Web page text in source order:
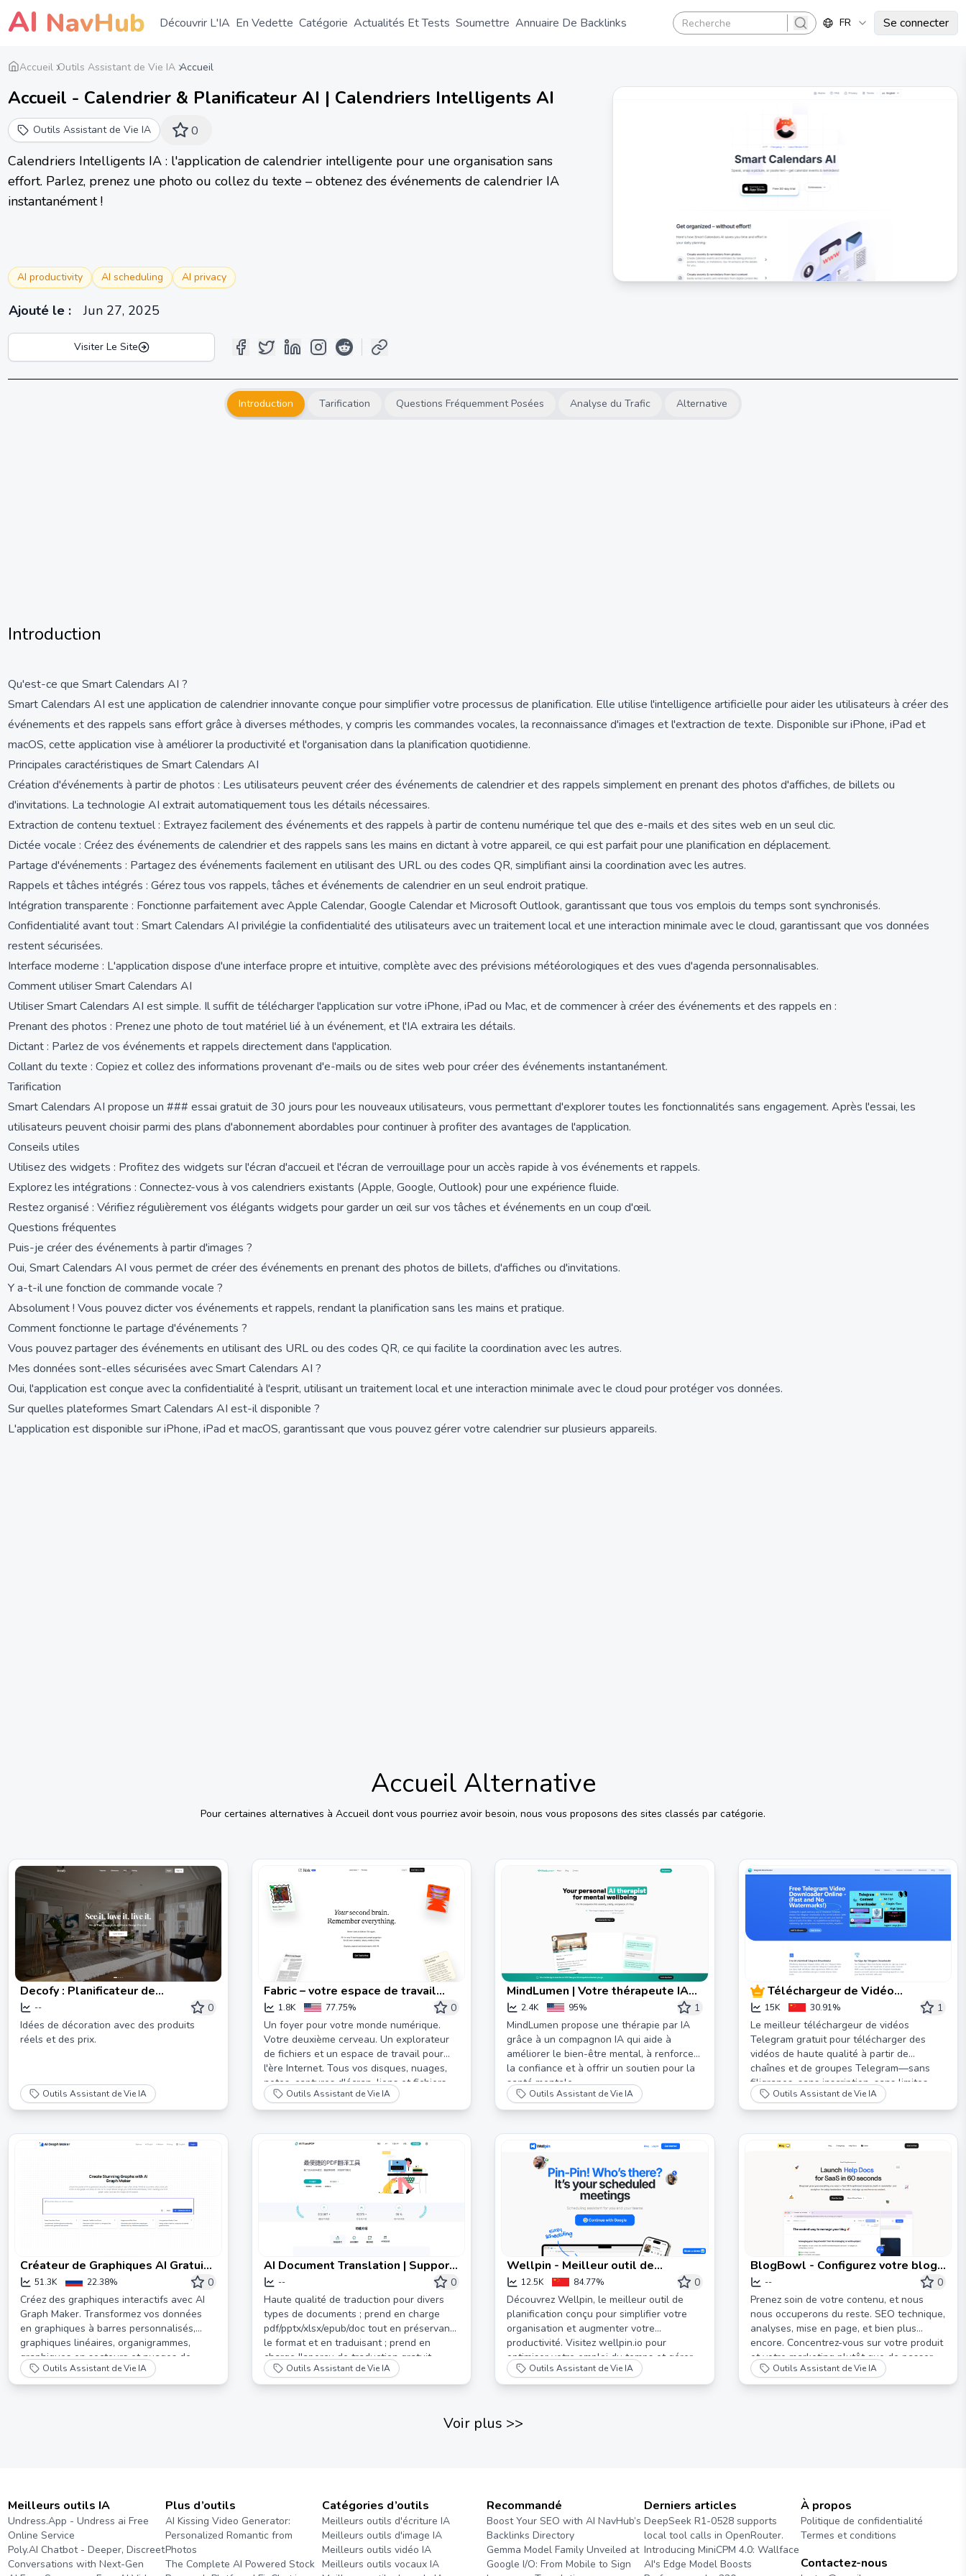
AI NavHub Découvrir L'IA En Vedette Catégorie Actualités Et Tests Soumettre Annuaire De Backlinks
search
FR Se connecter
Accueil Outils Assistant de Vie IA Accueil
Accueil - Calendrier & Planificateur AI | Calendriers Intelligents AI
Outils Assistant de Vie IA 0
Calendriers Intelligents IA : l'application de calendrier intelligente pour une organisation sans
effort. Parlez, prenez une photo ou collez du texte – obtenez des événements de calendrier IA
instantanément !
AI productivity AI scheduling AI privacy
Ajouté le : Jun 27, 2025
Visiter Le Site
Introduction Tarification Questions Fréquemment Posées Analyse du Trafic Alternative
Introduction
Qu'est-ce que Smart Calendars AI ?
Smart Calendars AI est une application de calendrier innovante conçue pour simplifier votre processus de planification. Elle utilise l'intelligence artificielle pour aider les utilisateurs à créer des
événements et des rappels sans effort grâce à diverses méthodes, y compris les commandes vocales, la reconnaissance d'images et l'extraction de texte. Disponible sur iPhone, iPad et
macOS, cette application vise à améliorer la productivité et l'organisation dans la planification quotidienne.
Principales caractéristiques de Smart Calendars AI
Création d'événements à partir de photos : Les utilisateurs peuvent créer des événements de calendrier et des rappels simplement en prenant des photos d'affiches, de billets ou
d'invitations. La technologie AI extrait automatiquement tous les détails nécessaires.
Extraction de contenu textuel : Extrayez facilement des événements et des rappels à partir de contenu numérique tel que des e-mails et des sites web en un seul clic.
Dictée vocale : Créez des événements de calendrier et des rappels sans les mains en dictant à votre appareil, ce qui est parfait pour une planification en déplacement.
Partage d'événements : Partagez des événements facilement en utilisant des URL ou des codes QR, simplifiant ainsi la coordination avec les autres.
Rappels et tâches intégrés : Gérez tous vos rappels, tâches et événements de calendrier en un seul endroit pratique.
Intégration transparente : Fonctionne parfaitement avec Apple Calendar, Google Calendar et Microsoft Outlook, garantissant que tous vos emplois du temps sont synchronisés.
Confidentialité avant tout : Smart Calendars AI privilégie la confidentialité des utilisateurs avec un traitement local et une interaction minimale avec le cloud, garantissant que vos données
restent sécurisées.
Interface moderne : L'application dispose d'une interface propre et intuitive, complète avec des prévisions météorologiques et des vues d'agenda personnalisables.
Comment utiliser Smart Calendars AI
Utiliser Smart Calendars AI est simple. Il suffit de télécharger l'application sur votre iPhone, iPad ou Mac, et de commencer à créer des événements et des rappels en :
Prenant des photos : Prenez une photo de tout matériel lié à un événement, et l'IA extraira les détails.
Dictant : Parlez de vos événements et rappels directement dans l'application.
Collant du texte : Copiez et collez des informations provenant d'e-mails ou de sites web pour créer des événements instantanément.
Tarification
Smart Calendars AI propose un ### essai gratuit de 30 jours pour les nouveaux utilisateurs, vous permettant d'explorer toutes les fonctionnalités sans engagement. Après l'essai, les
utilisateurs peuvent choisir parmi des plans d'abonnement abordables pour continuer à profiter des avantages de l'application.
Conseils utiles
Utilisez des widgets : Profitez des widgets sur l'écran d'accueil et l'écran de verrouillage pour un accès rapide à vos événements et rappels.
Explorez les intégrations : Connectez-vous à vos calendriers existants (Apple, Google, Outlook) pour une expérience fluide.
Restez organisé : Vérifiez régulièrement vos élégants widgets pour garder un œil sur vos tâches et événements en un coup d'œil.
Questions fréquentes
Puis-je créer des événements à partir d'images ?
Oui, Smart Calendars AI vous permet de créer des événements en prenant des photos de billets, d'affiches ou d'invitations.
Y a-t-il une fonction de commande vocale ?
Absolument ! Vous pouvez dicter vos événements et rappels, rendant la planification sans les mains et pratique.
Comment fonctionne le partage d'événements ?
Vous pouvez partager des événements en utilisant des URL ou des codes QR, ce qui facilite la coordination avec les autres.
Mes données sont-elles sécurisées avec Smart Calendars AI ?
Oui, l'application est conçue avec la confidentialité à l'esprit, utilisant un traitement local et une interaction minimale avec le cloud pour protéger vos données.
Sur quelles plateformes Smart Calendars AI est-il disponible ?
L'application est disponible sur iPhone, iPad et macOS, garantissant que vous pouvez gérer votre calendrier sur plusieurs appareils.
Accueil Alternative
Pour certaines alternatives à Accueil dont vous pourriez avoir besoin, nous vous proposons des sites classés par catégorie.
Decofy : Planificateur de
conception de maison AI
--
0
Idées de décoration avec des produits
réels et des prix.
Outils Assistant de Vie IA
Fabric – votre espace de travail
auto-organisé et explorateur de
fichiers
1.8K 77.75%
0
Un foyer pour votre monde numérique.
Votre deuxième cerveau. Un explorateur
de fichiers et un espace de travail pour
l'ère Internet. Tous vos disques, nuages,
notes, captures d'écran, liens et fichiers
dans une application calme et minimaliste.
Aucune organisation requise. N'oubliez
Outils Assistant de Vie IA
MindLumen | Votre thérapeute IA
pour le bien-être mental
2.4K 95%
1
MindLumen propose une thérapie par IA
grâce à un compagnon IA qui aide à
améliorer le bien-être mental, à renforcer
la confiance et à offrir un soutien pour la
santé mentale.
Outils Assistant de Vie IA
Téléchargeur de Vidéo
Telegram Gratuit en Ligne -
(Rapide et Sans Filigranes !)
15K 30.91%
1
Le meilleur téléchargeur de vidéos
Telegram gratuit pour télécharger des
vidéos de haute qualité à partir de
chaînes et de groupes Telegram—sans
filigranes, sans inscription, sans limites.
Profitez de téléchargements fluides et
conviviaux avec notre téléchargeur
Outils Assistant de Vie IA
Créateur de Graphiques AI Gratuit
- Générez des Graphiques
Interactifs en Quelques Secondes
51.3K 22.38%
0
Créez des graphiques interactifs avec AI
Graph Maker. Transformez vos données
en graphiques à barres personnalisés,
graphiques linéaires, organigrammes,
graphiques en secteurs et nuages de
points avec l'IA sans effort.
Outils Assistant de Vie IA
AI Document Translation | Support
online translation of files such as
pdf/pptx/xlsx/epub/srt/html, etc.
--
0
Haute qualité de traduction pour divers
types de documents ; prend en charge
pdf/pptx/xlsx/epub/doc tout en préservant
le format et en traduisant ; prend en
charge l'aperçu de traduction gratuit,
prend en charge les documents
numérisés, opération simple pour
Outils Assistant de Vie IA
Wellpin - Meilleur outil de
planification
12.5K 84.77%
0
Découvrez Wellpin, le meilleur outil de
planification conçu pour simplifier votre
organisation et augmenter votre
productivité. Visitez wellpin.io pour
optimiser votre emploi du temps et gérer
vos tâches sans effort !
Outils Assistant de Vie IA
BlogBowl - Configurez votre blog
en 60 secondes 🔥
--
0
Prenez soin de votre contenu, et nous
nous occuperons du reste. SEO technique,
analyses, mise en page, et bien plus
encore. Concentrez-vous sur votre produit
et votre marketing plutôt que de passer
des jours à créer un blog.
Outils Assistant de Vie IA
Voir plus >>
Meilleurs outils IA
Undress.App - Undress ai Free
Online Service
Poly.AI Chatbot - Deeper, Discreet
Conversations with Next-Gen
Plus d’outils
AI Kissing Video Generator:
Personalized Romantic from
Photos
The Complete AI Powered Stock
Catégories d’outils
Meilleurs outils d'écriture IA
Meilleurs outils d'image IA
Meilleurs outils vidéo IA
Meilleurs outils vocaux IA
Recommandé
Boost Your SEO with AI NavHub’s
Backlinks Directory
Gemma Model Family Unveiled at
Google I/O: From Mobile to Sign
Derniers articles
DeepSeek R1-0528 supports
local tool calls in OpenRouter.
Introducing MiniCPM 4.0: Wallface
AI's Edge Model Boosts
À propos
Politique de confidentialité
Termes et conditions
Contactez-nous